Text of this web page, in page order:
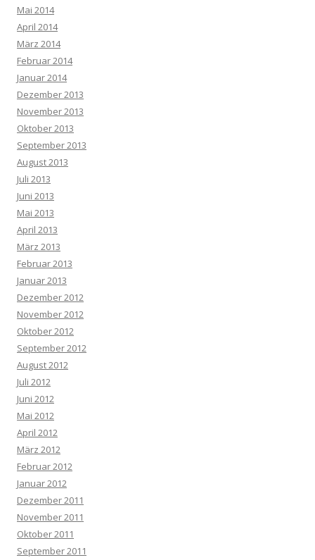
Mai 2014
April 2014
März 2014
Februar 2014
Januar 2014
Dezember 2013
November 2013
Oktober 2013
September 2013
August 2013
Juli 2013
Juni 2013
Mai 2013
April 2013
März 2013
Februar 2013
Januar 2013
Dezember 2012
November 2012
Oktober 2012
September 2012
August 2012
Juli 2012
Juni 2012
Mai 2012
April 2012
März 2012
Februar 2012
Januar 2012
Dezember 2011
November 2011
Oktober 2011
September 2011